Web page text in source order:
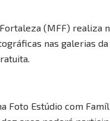
(MFF) realiza
nas galerias
Foto Estúdio com